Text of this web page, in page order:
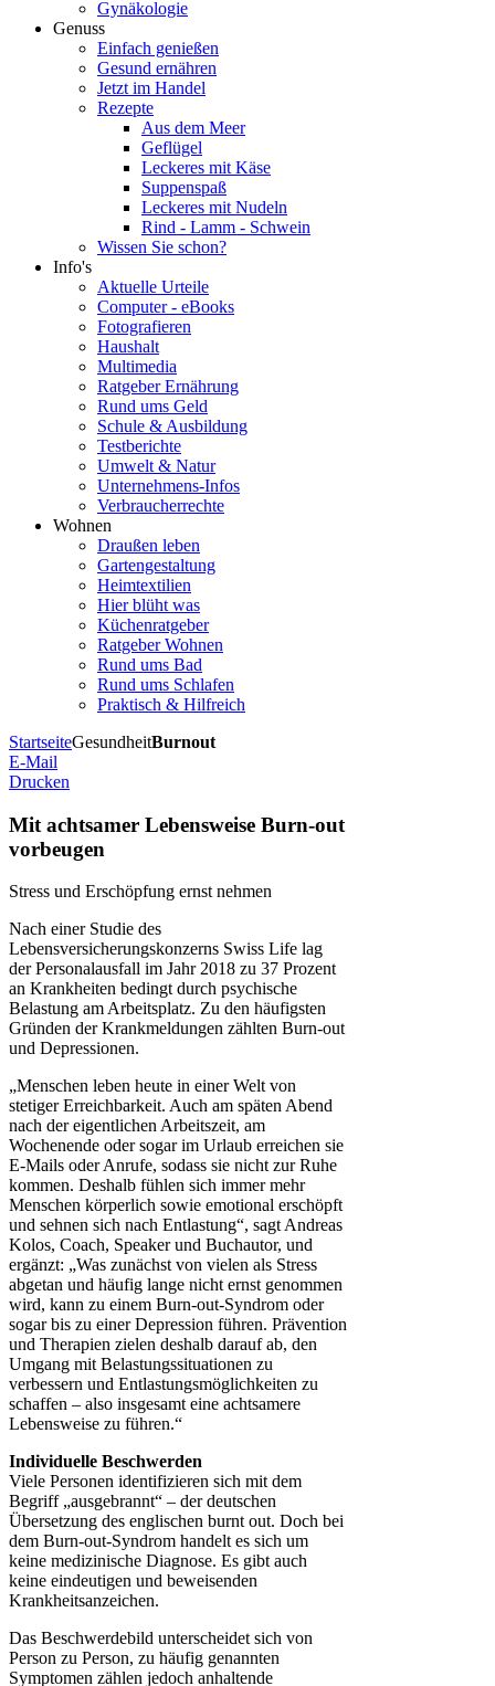
Gynäkologie
Genuss
Einfach genießen
Gesund ernähren
Jetzt im Handel
Rezepte
Aus dem Meer
Geflügel
Leckeres mit Käse
Suppenspaß
Leckeres mit Nudeln
Rind - Lamm - Schwein
Wissen Sie schon?
Info's
Aktuelle Urteile
Computer - eBooks
Fotografieren
Haushalt
Multimedia
Ratgeber Ernährung
Rund ums Geld
Schule & Ausbildung
Testberichte
Umwelt & Natur
Unternehmens-Infos
Verbraucherrechte
Wohnen
Draußen leben
Gartengestaltung
Heimtextilien
Hier blüht was
Küchenratgeber
Ratgeber Wohnen
Rund ums Bad
Rund ums Schlafen
Praktisch & Hilfreich
StartseiteGesundheitBurnout
E-Mail
Drucken
Mit achtsamer Lebensweise Burn-out
vorbeugen
Stress und Erschöpfung ernst nehmen
Nach einer Studie des
Lebensversicherungskonzerns Swiss Life lag
der Personalausfall im Jahr 2018 zu 37 Prozent
an Krankheiten bedingt durch psychische
Belastung am Arbeitsplatz. Zu den häufigsten
Gründen der Krankmeldungen zählten Burn-out
und Depressionen.
„Menschen leben heute in einer Welt von
stetiger Erreichbarkeit. Auch am späten Abend
nach der eigentlichen Arbeitszeit, am
Wochenende oder sogar im Urlaub erreichen sie
E-Mails oder Anrufe, sodass sie nicht zur Ruhe
kommen. Deshalb fühlen sich immer mehr
Menschen körperlich sowie emotional erschöpft
und sehnen sich nach Entlastung“, sagt Andreas
Kolos, Coach, Speaker und Buchautor, und
ergänzt: „Was zunächst von vielen als Stress
abgetan und häufig lange nicht ernst genommen
wird, kann zu einem Burn-out-Syndrom oder
sogar bis zu einer Depression führen. Prävention
und Therapien zielen deshalb darauf ab, den
Umgang mit Belastungssituationen zu
verbessern und Entlastungsmöglichkeiten zu
schaffen – also insgesamt eine achtsamere
Lebensweise zu führen.“
Individuelle Beschwerden
Viele Personen identifizieren sich mit dem
Begriff „ausgebrannt“ – der deutschen
Übersetzung des englischen burnt out. Doch bei
dem Burn-out-Syndrom handelt es sich um
keine medizinische Diagnose. Es gibt auch
keine eindeutigen und beweisenden
Krankheitsanzeichen.
Das Beschwerdebild unterscheidet sich von
Person zu Person, zu häufig genannten
Symptomen zählen jedoch anhaltende